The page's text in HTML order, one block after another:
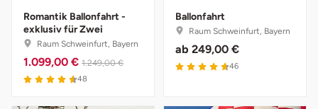
Romantik Ballonfahrt -
exklusiv für Zwei
Raum Schweinfurt, Bayern
1.099,00 € 1.249,00 €
48
Ballonfahrt
Raum Schweinfurt, Bayern
ab 249,00 €
46